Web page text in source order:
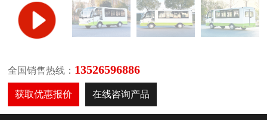
全国销售热线： 13526596886
获取优惠报价 在线咨询产品